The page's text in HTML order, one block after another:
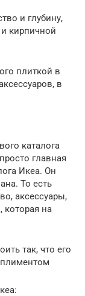
и глубину,
кирпичной
плиткой в
в
каталога
главная
Икеа. Он
То есть
аксессуары,
на
так, что его